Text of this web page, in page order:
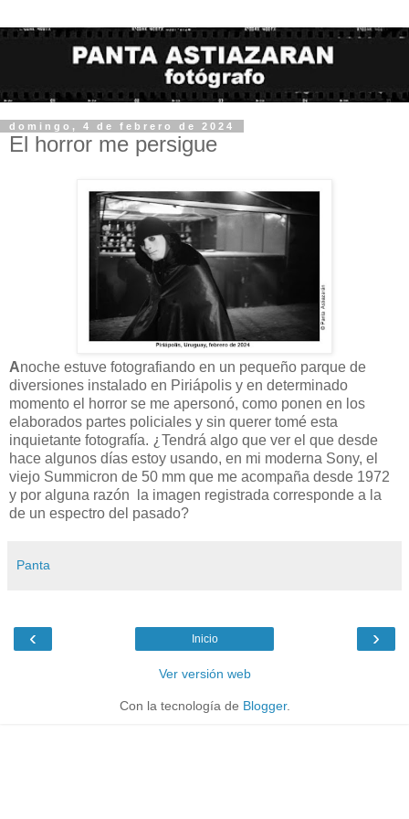
domingo, 4 de febrero de 2024
El horror me persigue
Anoche estuve fotografiando en un pequeño parque de
diversiones instalado en Piriápolis y en determinado
momento el horror se me apersonó, como ponen en los
elaborados partes policiales y sin querer tomé esta
inquietante fotografía. ¿ Tendrá algo que ver el que desde
hace algunos días estoy usando, en mi moderna Sony, el
viejo Summicron de 50 mm que me acompaña desde 1972
y por alguna razón la imagen registrada corresponde a la
de un espectro del pasado?
Panta
‹ ›
Inicio
Ver versión web
Con la tecnología de Blogger.